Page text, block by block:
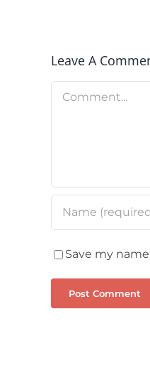
Leave A
Comment
Save my